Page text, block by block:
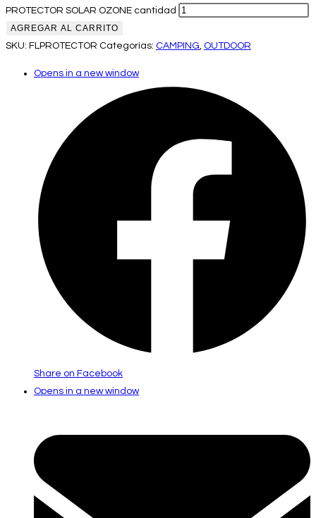
PROTECTOR SOLAR OZONE cantidad
AGREGAR AL CARRITO
SKU: FLPROTECTOR Categorías: CAMPING, OUTDOOR
Opens in a new window
Share on Facebook
Opens in a new window